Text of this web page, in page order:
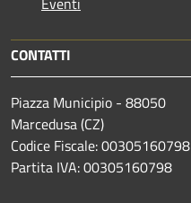
CONTATTI
Piazza Municipio - 88050
Marcedusa (CZ)
Codice Fiscale: 00305160798
Partita IVA: 00305160798